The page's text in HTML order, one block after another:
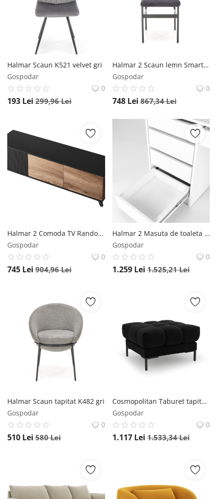
Halmar Scaun K521 velvet gri
Gospodar
0
193 Lei 299,96Lei
Halmar 2 Scaun lemn Smart - h82
Gospodar
0
748 Lei 867,34Lei
Halmar 2 Comoda TV Random RTV1 stejar wotan/negru - L150 x A40 x h47 cm
Gospodar
0
745 Lei 904,96Lei
Halmar 2 Masuta de toaleta cu oglinda si LED Hollywood XL – Alb
Gospodar
0
1.259 Lei 1.525,21Lei
Halmar Scaun tapitat K482 gri
Gospodar
0
510 Lei 580Lei
Cosmopolitan Taburet tapitat Bali velvet/picioare negre – L60 x l60 x h41
Gospodar
0
1.117 Lei 1.533,34Lei